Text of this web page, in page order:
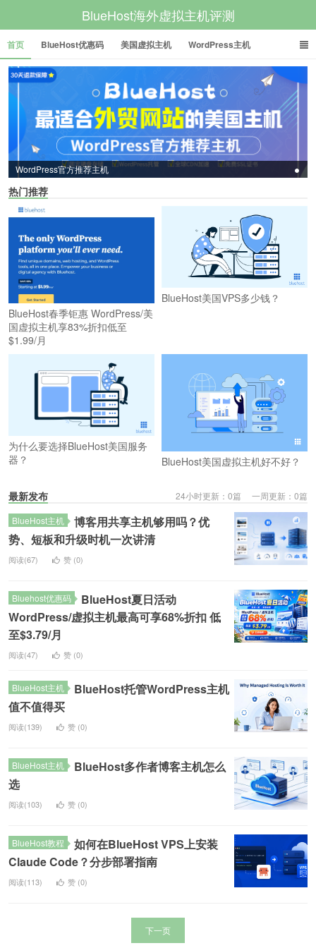
BlueHost海外虚拟主机评测
首页 BlueHost优惠码 美国虚拟主机 WordPress主机
美国VPS
WordPress官方推荐主机
热门推荐
BlueHost春季钜惠 WordPress/美
国虚拟主机享83%折扣低至
$1.99/月
BlueHost美国VPS多少钱？
为什么要选择BlueHost美国服务
器？
BlueHost美国虚拟主机好不好？
24小时更新：0篇 一周更新：0篇
最新发布
BlueHost主机
博客用共享主机够用吗？优
势、短板和升级时机一次讲清
阅读(67) 赞 (0)
Bluehost优惠码
BlueHost夏日活动
WordPress/虚拟主机最高可享68%折扣 低
至$3.79/月
阅读(47) 赞 (0)
BlueHost主机
BlueHost托管WordPress主机
值不值得买
阅读(139) 赞 (0)
BlueHost主机
BlueHost多作者博客主机怎么
选
阅读(103) 赞 (0)
BlueHost教程
如何在BlueHost VPS上安装
Claude Code？分步部署指南
阅读(113) 赞 (0)
下一页